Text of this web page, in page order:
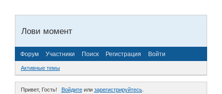
Лови момент
Форум Участники Поиск Регистрация Войти
Активные темы
Привет, Гость! Войдитеили зарегистрируйтесь.